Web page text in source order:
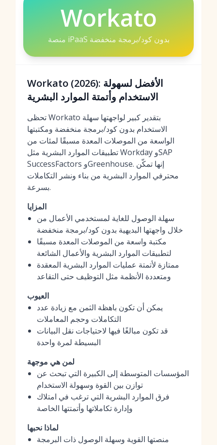
Workato
منصة iPaaS بدون كود/برمجة منخفضة
Workato (2026): الأفضل لسهولة
الاستخدام وأتمتة الموارد البشرية
تحظى Workato بتقدير كبير لواجهتها سهلة
الاستخدام بدون كود/برمجة منخفضة ومكتبتها
الواسعة من الموصلات المعدة مسبقًا لمئات من
تطبيقات الموارد البشرية مثل Workday وSAP
SuccessFactors وGreenhouse. إنها تمكّن
محترفي الموارد البشرية من بناء ونشر التكاملات
بسرعة.
المزايا
سهلة الوصول للغاية لمستخدمي الأعمال من
خلال واجهتها البديهية بدون كود/برمجة منخفضة
مكتبة واسعة من الموصلات المعدة مسبقًا
لتطبيقات الموارد البشرية والأعمال الشائعة
ممتازة لأتمتة عمليات الموارد البشرية المعقدة
ومتعددة الأنظمة مثل التوظيف حتى التقاعد
العيوب
يمكن أن تكون باهظة الثمن مع زيادة عدد
التكاملات وحجم المعاملات
قد تكون مبالغًا فيها لاحتياجات نقل البيانات
البسيطة لمرة واحدة
لمن هي موجهة
المؤسسات المتوسطة إلى الكبيرة التي تبحث عن
توازن بين القوة وسهولة الاستخدام
فرق الموارد البشرية التي ترغب في امتلاك
وإدارة تكاملاتها وأتمتتها الخاصة
لماذا نحبها
منصتها القوية وسهلة الوصول ذات البرمجة